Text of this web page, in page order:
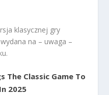
klasycznej gry
na – uwaga –
The Classic Game To
2025